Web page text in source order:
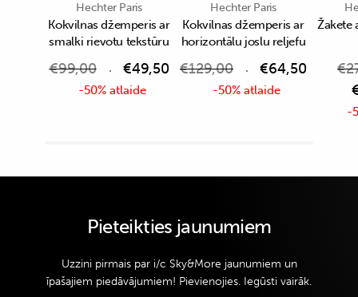
Hechter Paris
Kokvilnas džemperis ar
smalki rievotu tekstūru
€99,00 €49,50
-50% atlaide
Hechter Paris
Kokvilnas džemperis ar
horizontālu joslu reljefu
€129,00 €64,50
-50% atlaide
Žakete
€
-
Pieteikties jaunumiem
Uzzini pirmais par i/c Sky&More jaunumiem un
īpašajiem piedāvājumiem! Pievienojies. Iegūsti vairāk.